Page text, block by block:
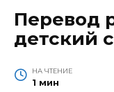
Перевод
детский
НА ЧТЕНИЕ
1 мин